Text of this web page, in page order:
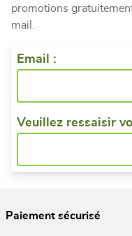
promotions
mail.
Email :
Veuillez ressaisir
Paiement sécurisé